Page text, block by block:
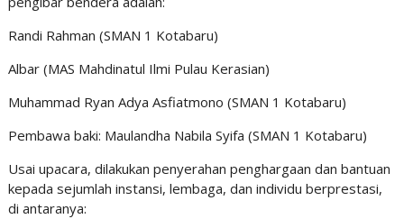
Randi Rahman (SMAN 1 Kotabaru)
Albar (MAS Mahdinatul Ilmi Pulau Kerasian)
Muhammad Ryan Adya Asfiatmono (SMAN 1 Kotabaru)
Pembawa baki: Maulandha Nabila Syifa (SMAN 1 Kotabaru)
Usai upacara, dilakukan penyerahan penghargaan dan bantuan
kepada sejumlah instansi, lembaga, dan individu berprestasi,
di antaranya: